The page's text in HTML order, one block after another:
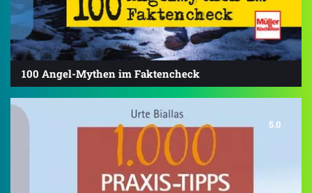
100 Angel-Mythen im Faktencheck
5.0